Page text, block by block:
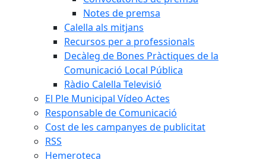
Notes de premsa
Calella als mitjans
Recursos per a professionals
Decàleg de Bones Pràctiques de la
Comunicació Local Pública
Ràdio Calella Televisió
El Ple Municipal Vídeo Actes
Responsable de Comunicació
Cost de les campanyes de publicitat
RSS
Hemeroteca